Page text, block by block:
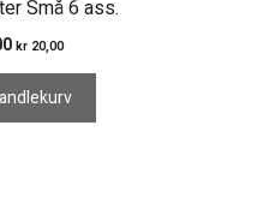
Små 6 ass.
kr 20,00